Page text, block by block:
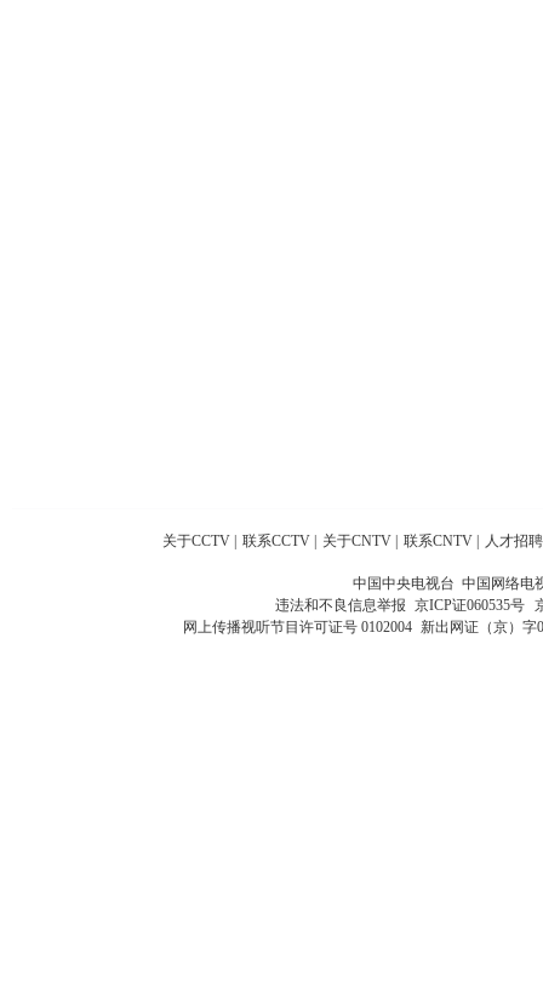
关于CCTV 联系CCTV 关于CNTV 联系CNTV 人才招聘
中国中央电视台 中国网络电
违法和不良信息举报 京ICP证060535号
网上传播视听节目许可证号 0102004 新出网证（京）